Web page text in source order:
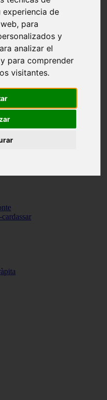
de
para
y
analizar el
para comprender
visitantes.